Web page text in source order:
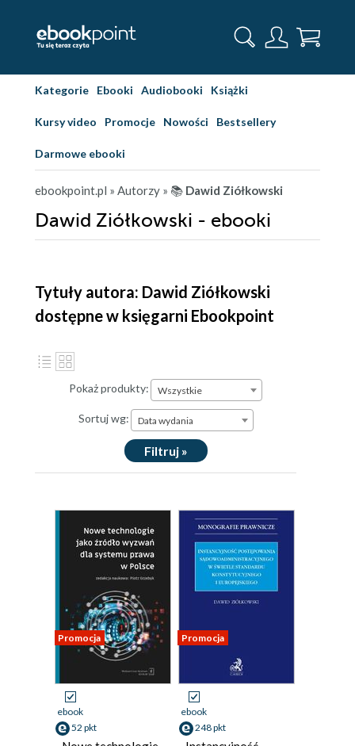
Kategorie Ebooki Audiobooki Książki
Kursy video Promocje Nowości Bestsellery
Darmowe ebooki
ebookpoint.pl » Autorzy » 📚 Dawid Ziółkowski
Dawid Ziółkowski - ebooki
Tytuły autora: Dawid Ziółkowski
dostępne w księgarni Ebookpoint
Pokaż produkty: Wszystkie
Sortuj wg: Data wydania
Filtruj »
Promocja
ebook
52 pkt
Promocja
ebook
248 pkt